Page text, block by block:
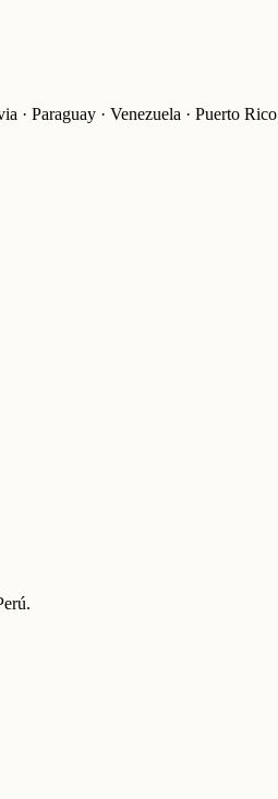
· Paraguay · Venezuela · Puerto Rico